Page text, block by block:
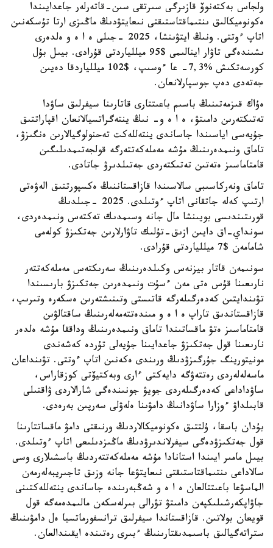
ولجاس بەكتەنوۆ قازىرگى سىرتقى سىن-قاتەرلەر جاعدايىندا
ەكونوميكالىق ىنتىماقتاستىقتى نىعايتۋدىڭ ماڭىزى ارتا تۇسكەنىن
اتاپ ءوتتى. ونىڭ ايتۋىنشا، 2025 -جىلى ە ا ە و ەلدەرى
ىشىندەگى تاۋار اينالىمى $95 ميللياردتى قۇرادى. بيىل بۇل
كورسەتكىش %7,3- عا ءوسىپ، $102 ميللياردقا دەيىن
جەتەدى دەپ جوسپارلانعان.
ەۇاك قىزمەتىنىڭ باسىم باعىتتارى قاتارىنا سيفرلىق ساۋدا
تەتىكتەرىن دامىتۋ، ە ا ە و- نىڭ ينتەگراتسيالانعان اقپاراتتىق
جۇيەسى اياسىندا جاساندى ينتەللەكت تەحنولوگيالارىن ەنگىزۋ،
تاماق ونىمدەرىنىڭ مۇشە مەملەكەتتەرگە قولجەتىمدىلىگىن
قامتاماسىز ەتەتىن تەتىكتەردى جەتىلدىرۋ جاتادى.
تاماق ونەركاسىبى سالاسىندا قازاقستاننىڭ ەكسپورتتىق الەۋەتى
ارتىپ كەلە جاتقانى اتاپ ءوتىلدى. 2025 -جىلدىڭ
قورىتىندىسى بويىنشا مال جانە وسىمدىك تەكتەس ونىمدەردى،
سونداي-اق دايىن ازىق-تۇلىك تاۋارلارىن جەتكىزۋ كولەمى
شامامەن $7 ميللياردتى قۇرادى.
سونىمەن قاتار بيزنەس وكىلدەرىنىڭ سەرىكتەس مەملەكەتتەر
نارىعىنا قۇس ەتى مەن ءسۇت ونىمدەرىن جەتكىزۋ بارىسىندا
تۋىندايتىن كەدەرگىلەرگە قاتىستى وتىنىشتەرىن ەسكەرە وتىرىپ،
قازاقستاندىق تاراپ ە ا ە و مىندەتتەمەلەرىنىڭ ساقتالۋىن
قامتاماسىز ەتۋ ماقساتىندا تاماق ونىمدەرىنىڭ وداققا مۇشە ەلدەر
نارىعىنا قول جەتكىزۋ جاعدايىنا جۇيەلى تۇردە كەشەندى
مونيتورينگ جۇرگىزۋدىڭ ورىندى ەكەنىن اتاپ ءوتتى. تۋىنداعان
ماسەلەلەردى رەتتەۋگە دايەكتى ءارى وبەكتيۆتى كوزقاراس،
ساۋداداعى كەدەرگىلەردى جويۋ جونىندەگى شارالاردى ۋاقتىلى
قابىلداۋ ءوزارا ساۋدانىڭ دامۋىنا ەلەۋلى سەرپىن بەرەدى.
بۇدان باسقا، ۇلتتىق ەكونوميكالاردىڭ ورنىقتى دامۋ ماقساتتارىنا
قول جەتكىزۋدەگى سيفرلاندىرۋدىڭ ماڭىزدىلىعى اتاپ ءوتىلدى.
بيىل مامىر ايىندا استانادا مۇشە مەملەكەتتەردىڭ باسشىلارى وسى
سالاداعى ىنتىماقتاستىقتى نىعايتۋعا جانە وزىق تاجىريبەلەرمەن
الماسۋعا باعىتتالعان ە ا ە و شەڭبەرىندە جاساندى ينتەللەكتىنى
جاۋاپكەرشىلىكپەن دامىتۋ تۋرالى بىرلەسكەن مالىمدەمەگە قول
قويعان بولاتىن. قازاقستاندا سيفرلىق ترانسفورماتسيا ەل دامۋىنىڭ
ستراتەگيالىق باسىمدىقتارىنىڭ ءبىرى رەتىندە ايقىندالعان.